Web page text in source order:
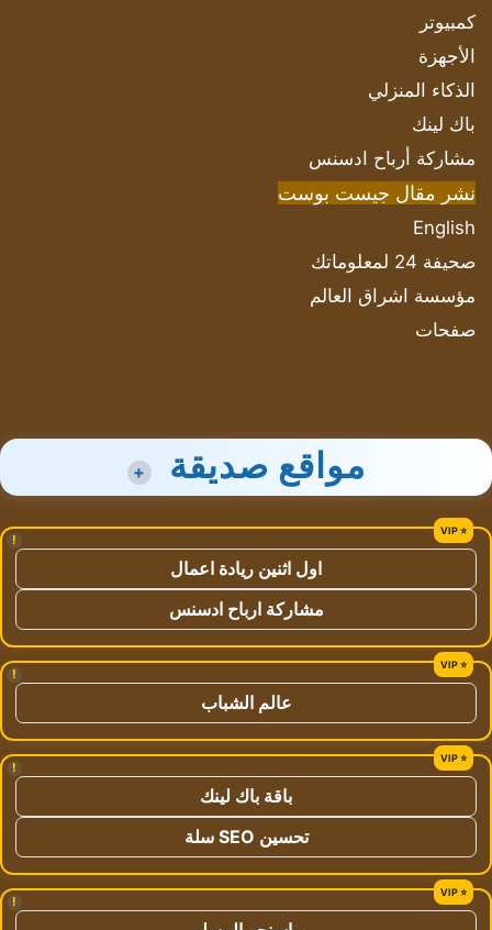
كمبيوتر
الأجهزة
الذكاء المنزلي
باك لينك
مشاركة أرباح ادسنس
نشر مقال جيست بوست
English
صحيفة 24 لمعلوماتك
مؤسسة اشراق العالم
صفحات
مواقع صديقة +
!
اول اثنين ريادة اعمال
مشاركة ارباح ادسنس
!
عالم الشباب
!
باقة باك لينك
تحسين SEO سلة
!